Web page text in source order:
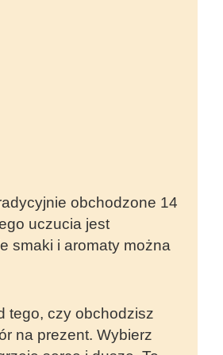
obchodzone 14
uczucia jest
smaki i aromaty można
tego, czy obchodzisz
na prezent. Wybierz